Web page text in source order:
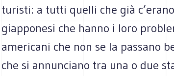
turisti: a tutti quelli che già
giapponesi che hanno i loro
americani che non se la passano
che si annunciano tra una o due